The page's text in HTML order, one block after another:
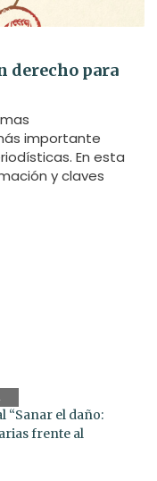
derecho para
importante
En esta
y claves
el daño:
frente al